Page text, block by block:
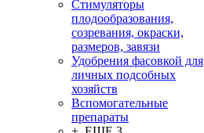
Стимуляторы
плодообразования,
созревания, окраски,
размеров, завязи
Удобрения фасовкой для
личных подсобных
хозяйств
Вспомогательные
препараты